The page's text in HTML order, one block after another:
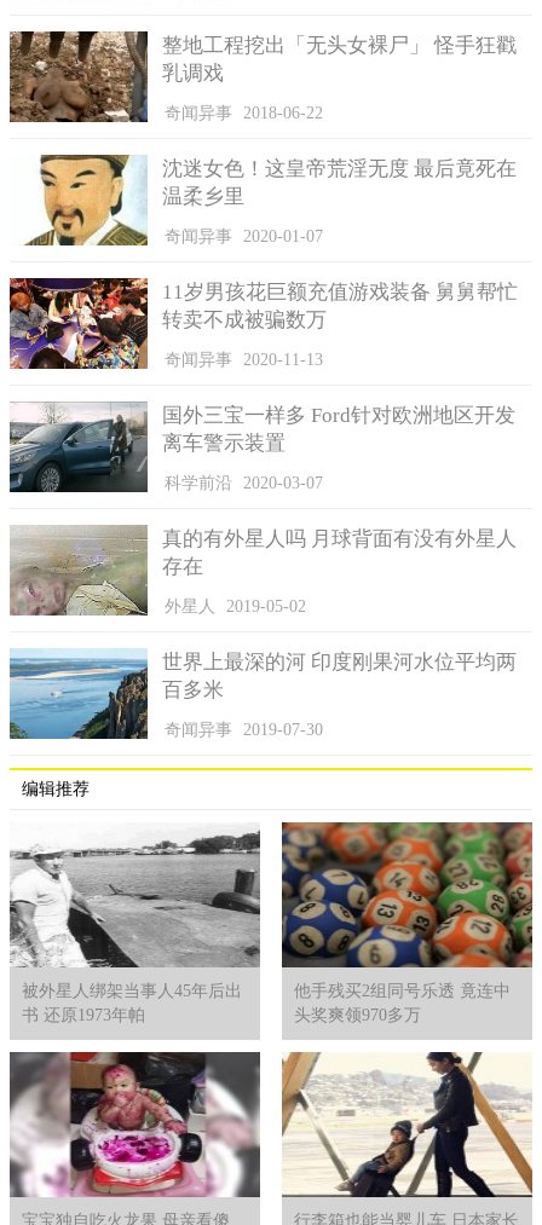
然而他和自己的爱人都认为对于当前的日子，过得还是挺惬意
的。而且在他自己有钱的时候，还用自己的钱帮助过许多有困难
的人，能可以帮助到有需要的人，这让他觉得很安心。
整地工程挖出「无头女裸尸」 怪手狂戳
乳调戏
奇闻异事 2018-06-22
沈迷女色！这皇帝荒淫无度 最后竟死在
温柔乡里
奇闻异事 2020-01-07
11岁男孩花巨额充值游戏装备 舅舅帮忙
转卖不成被骗数万
奇闻异事 2020-11-13
国外三宝一样多 Ford针对欧洲地区开发
离车警示装置
科学前沿 2020-03-07
真的有外星人吗 月球背面有没有外星人
存在
外星人 2019-05-02
世界上最深的河 印度刚果河水位平均两
百多米
奇闻异事 2019-07-30
编辑推荐
被外星人绑架当事人45年后出
书 还原1973年帕
他手残买2组同号乐透 竟连中
头奖爽领970多万
宝宝独自吃火龙果 母亲看傻 行李箱也能当婴儿车 日本家长